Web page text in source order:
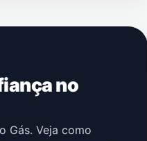
no
Gás. Veja como